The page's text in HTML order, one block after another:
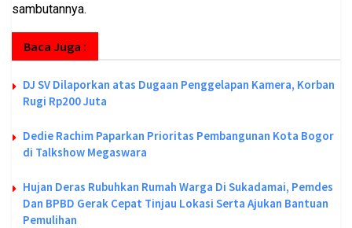
sambutannya.
Baca Juga :
DJ SV Dilaporkan atas Dugaan Penggelapan Kamera, Korban
Rugi Rp200 Juta
Dedie Rachim Paparkan Prioritas Pembangunan Kota Bogor
di Talkshow Megaswara
Hujan Deras Rubuhkan Rumah Warga Di Sukadamai, Pemdes
Dan BPBD Gerak Cepat Tinjau Lokasi Serta Ajukan Bantuan
Pemulihan